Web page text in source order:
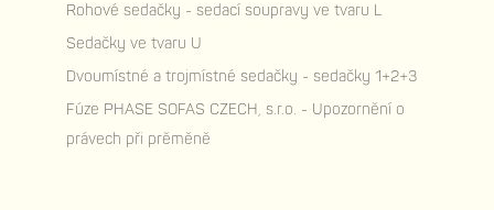
Rohové sedačky - sedací soupravy ve tvaru L
Sedačky ve tvaru U
Dvoumístné a trojmístné sedačky - sedačky 1+2+3
Fúze PHASE SOFAS CZECH, s.r.o. - Upozornění o
právech při prěměně